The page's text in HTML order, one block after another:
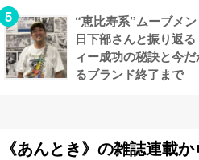
“恵比寿系”ムーブメン
日下部さんと振り返
ィー成功の秘訣と今
るブランド終了まで
《あんとき》の雑誌連載